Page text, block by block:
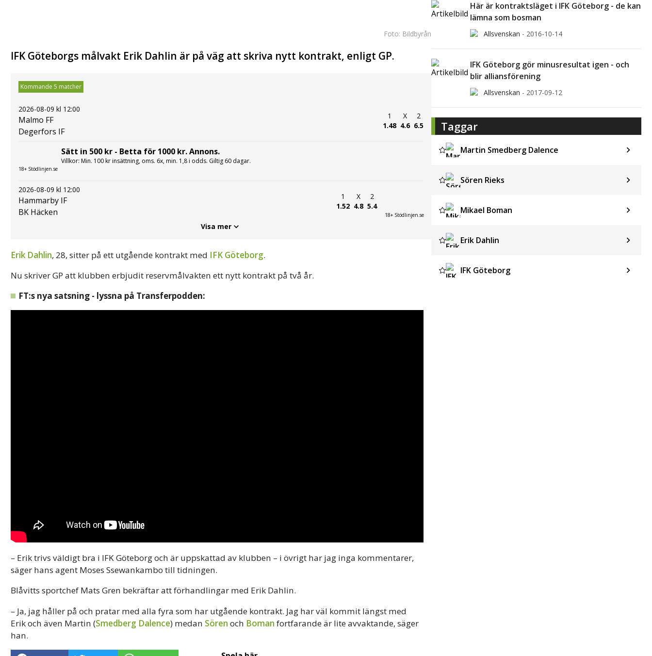
Foto: Bildbyrån
IFK Göteborgs målvakt Erik Dahlin är på väg att skriva nytt kontrakt, enligt GP.
Kommande 5 matcher
2026-08-09 kl 12:00
Malmo FF
Degerfors IF
1
1.48
X
4.6
2
6.5
18+ Stödlinjen.se
Sätt in 500 kr - Betta för 1000 kr. Annons.
Villkor: Min. 100 kr insättning, oms. 6x, min. 1,8 i odds. Giltig 60 dagar.
2026-08-09 kl 12:00
Hammarby IF
BK Häcken
1
1.52
X
4.8
2
5.4
18+ Stödlinjen.se
Visa mer
Erik Dahlin, 28, sitter på ett utgående kontrakt med IFK Göteborg.
Nu skriver GP att klubben erbjudit reservmålvakten ett nytt kontrakt på två år.
FT:s nya satsning - lyssna på Transferpodden:
– Erik trivs väldigt bra i IFK Göteborg och är uppskattad av klubben – i övrigt har jag inga kommentarer,
säger hans agent Moses Ssewankambo till tidningen.
Blåvitts sportchef Mats Gren bekräftar att förhandlingar med Erik Dahlin.
– Ja, jag håller på och pratar med alla fyra som har utgående kontrakt. Jag har väl kommit längst med
Erik och även Martin (Smedberg Dalence) medan Sören och Boman fortfarande är lite avvaktande, säger
han.
Här är kontraktsläget i IFK Göteborg - de kan
lämna som bosman
Allsvenskan - 2016-10-14
IFK Göteborg gör minusresultat igen - och
blir alliansförening
Allsvenskan - 2017-09-12
Taggar
Martin Smedberg Dalence
Sören Rieks
Mikael Boman
Erik Dahlin
IFK Göteborg